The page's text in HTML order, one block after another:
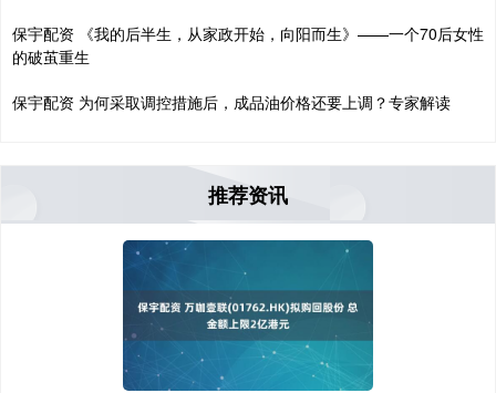
保宇配资 《我的后半生，从家政开始，向阳而生》——一个70后女性
的破茧重生
保宇配资 为何采取调控措施后，成品油价格还要上调？专家解读
推荐资讯